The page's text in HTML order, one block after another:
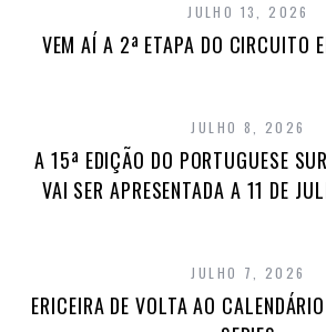
JULHO 13, 2026
VEM AÍ A 2ª ETAPA DO CIRCUITO
JULHO 8, 2026
A 15ª EDIÇÃO DO PORTUGUESE
VAI SER APRESENTADA A 11 DE
JULHO 7, 2026
ERICEIRA DE VOLTA AO